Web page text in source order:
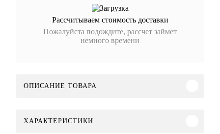
Рассчитываем стоимость доставки
Пожалуйста подождите, рассчет займет
немного времени
ОПИСАНИЕ ТОВАРА
ХАРАКТЕРИСТИКИ